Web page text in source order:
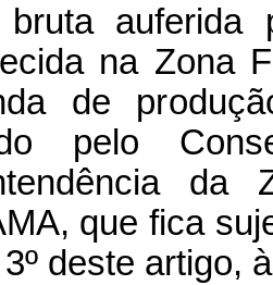
bruta auferida
na Zona
de
pelo
que fica
3º deste artigo,